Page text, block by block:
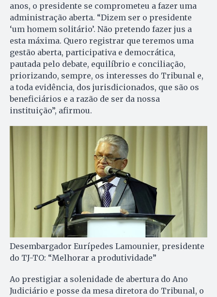
anos, o presidente se comprometeu a fazer uma
administração aberta. “Dizem ser o presidente
‘um homem solitário’. Não pretendo fazer jus a
esta máxima. Quero registrar que teremos uma
gestão aberta, participativa e democrática,
pautada pelo debate, equilíbrio e conciliação,
priorizando, sempre, os interesses do Tribunal e,
a toda evidência, dos jurisdicionados, que são os
beneficiários e a razão de ser da nossa
instituição”, afirmou.
Desembargador Eurípedes Lamounier, presidente
do TJ-TO: “Melhorar a produtividade”
Ao prestigiar a solenidade de abertura do Ano
Judiciário e posse da mesa diretora do Tribunal, o